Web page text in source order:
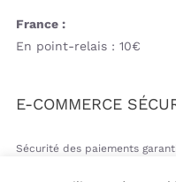
France :
En point-relais : 10€
E-COMMERCE
Sécurité des paiements